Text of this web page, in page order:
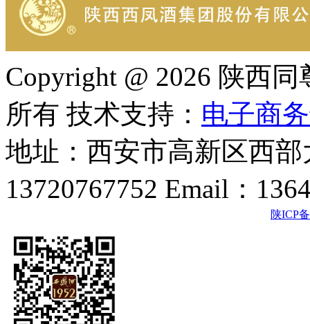
Copyright @ 2026 陕西
所有 技术支持： 电子商
地址：西安市高新区西
13720767752 Email：
陕ICP